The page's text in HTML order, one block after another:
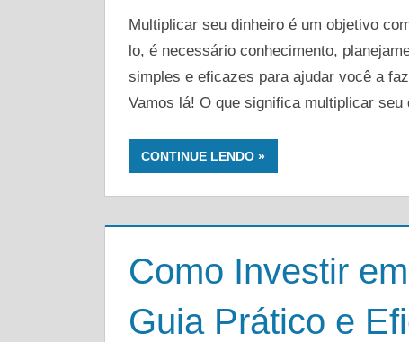
Multiplicar seu dinheiro é um objetivo
lo, é necessário conhecimento,
simples e eficazes para ajudar você a
Vamos lá! O que significa multiplicar
CONTINUE LENDO
Como Investir
Guia Prático e